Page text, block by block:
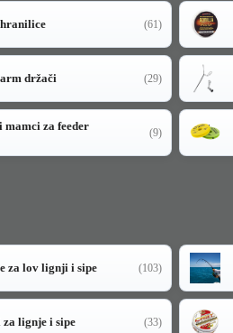
(61)
držači (29)
mamci za feeder
(9)
za lov lignji i sipe (103)
za lignje i sipe (33)